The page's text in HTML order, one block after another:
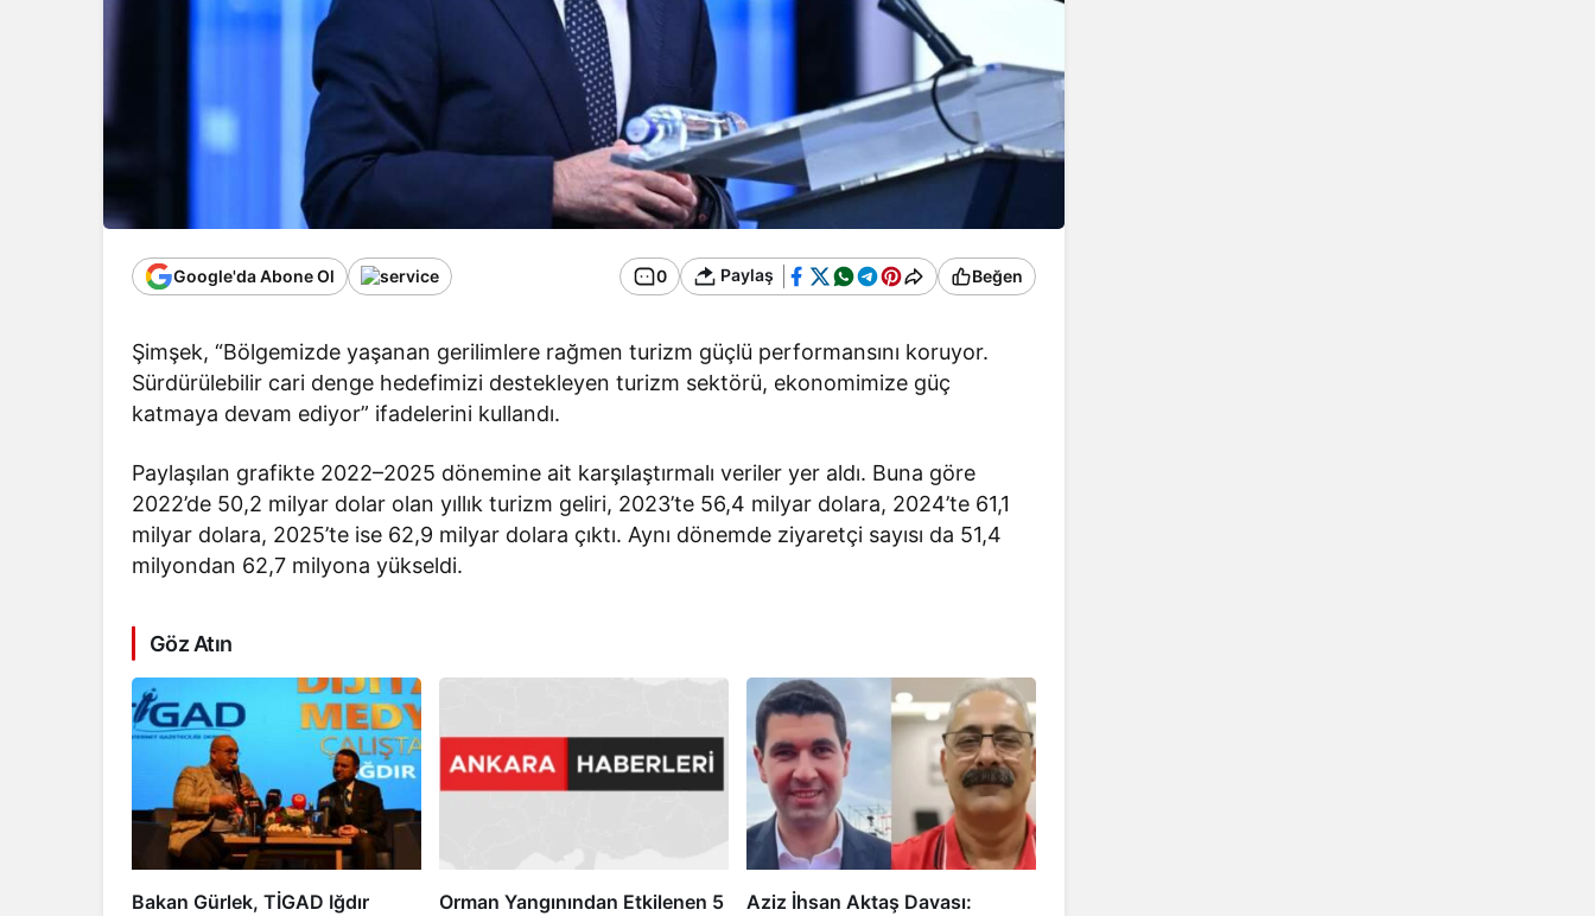
Google'da Abone Ol 0 Paylaş Beğen
Şimşek, “Bölgemizde yaşanan gerilimlere rağmen turizm güçlü performansını koruyor.
Sürdürülebilir cari denge hedefimizi destekleyen turizm sektörü, ekonomimize güç
katmaya devam ediyor” ifadelerini kullandı.
Paylaşılan grafikte 2022–2025 dönemine ait karşılaştırmalı veriler yer aldı. Buna göre
2022’de 50,2 milyar dolar olan yıllık turizm geliri, 2023’te 56,4 milyar dolara, 2024’te 61,1
milyar dolara, 2025’te ise 62,9 milyar dolara çıktı. Aynı dönemde ziyaretçi sayısı da 51,4
milyondan 62,7 milyona yükseldi.
Göz Atın
Bakan Gürlek, TİGAD Iğdır
Orman Yangınından Etkilenen 5
Aziz İhsan Aktaş Davası: